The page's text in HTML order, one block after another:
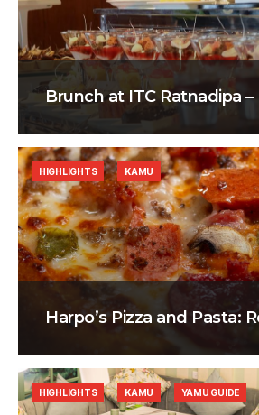
Brunch at ITC Ratnadipa –
Harpo’s Pizza and Pasta:
HIGHLIGHTS KAMU
HIGHLIGHTS KAMU YAMU GUIDE